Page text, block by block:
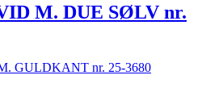
M. DUE SØLV nr.